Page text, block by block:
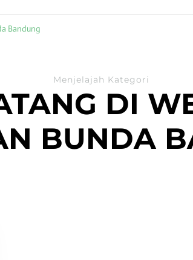
Bandung
Menjelajah Kategori
DI
BUNDA